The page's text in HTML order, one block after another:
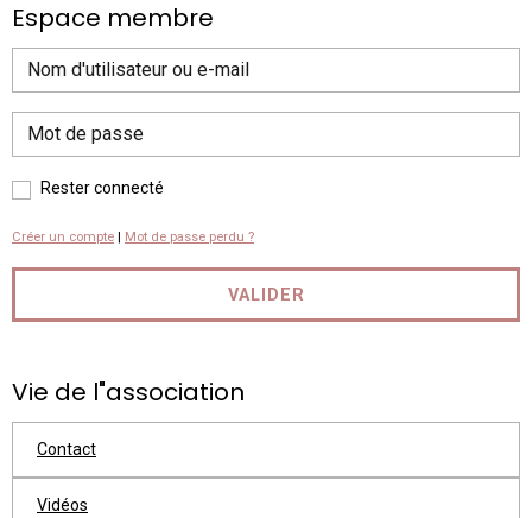
Espace membre
Rester connecté
Créer un compte Mot de passe perdu ?
VALIDER
Vie de l"association
Contact
Vidéos